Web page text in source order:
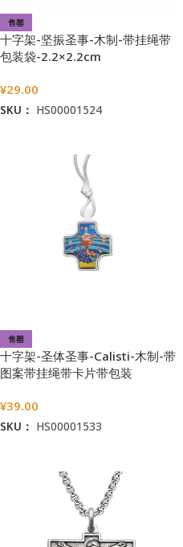
售罄
十字架-坚振圣事-木制-带挂绳带
包装袋-2.2×2.2cm
¥29.00
SKU： HS00001524
售罄
十字架-圣体圣事-Calisti-木制-带
图案带挂绳带卡片带包装
¥39.00
SKU： HS00001533